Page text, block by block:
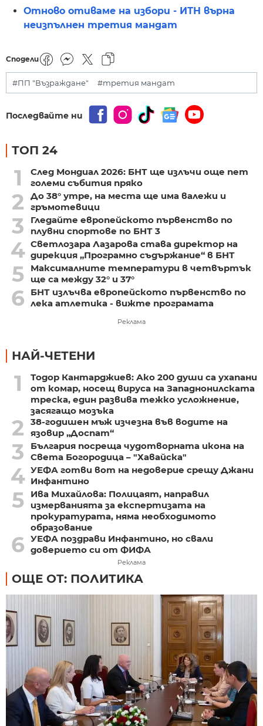
Отново отиваме на избори - ИТН върна
неизпълнен третия мандат
Сподели
#ПП "Възраждане" #третия мандат
Последвайте ни
ТОП 24
1
След Мондиал 2026: БНТ ще излъчи още пет
големи събития пряко
2
До 38° утре, на места ще има валежи и
гръмотевици
3
Гледайте европейското първенство по
плувни спортове по БНТ 3
4 Светлозара Лазарова става директор на
дирекция „Програмно съдържание“ в БНТ
5
Максималните температури в четвъртък
ще са между 32° и 37°
6
БНТ излъчва европейското първенство по
лека атлетика - вижте програмата
Реклама
НАЙ-ЧЕТЕНИ
1
Тодор Кантарджиев: Ако 200 души са ухапани
от комар, носещ вируса на Западнонилската
треска, един развива тежко усложнение,
засягащо мозъка
2
38-годишен мъж изчезна във водите на
язовир „Доспат“
3
България посреща чудотворната икона на
Света Богородица – "Хавайска"
4 УЕФА готви вот на недоверие срещу Джани
Инфантино
5
Ива Михайлова: Полицаят, направил
измерванията за експертизата на
прокуратурата, няма необходимото
образование
6 УЕФА поздрави Инфантино, но свали
доверието си от ФИФА
Реклама
ОЩЕ ОТ: ПОЛИТИКА